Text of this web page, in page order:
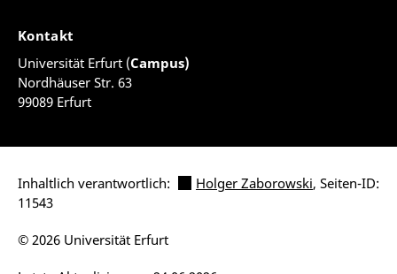
Kontakt
Universität Erfurt (Campus)
Nordhäuser Str. 63
99089 Erfurt
Inhaltlich verantwortlich: Holger Zaborowski, Seiten-ID:
11543
© 2026 Universität Erfurt